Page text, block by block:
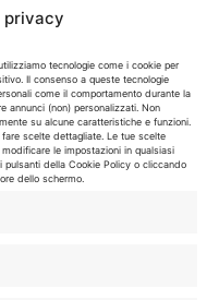
privacy
tecnologie come i cookie per
Il consenso a queste tecnologie
come il comportamento durante la
annunci (non) personalizzati. Non
su alcune caratteristiche e funzioni.
scelte dettagliate. Le tue scelte
le impostazioni in qualsiasi
della Cookie Policy o cliccando
dello schermo.
proprietari. Le offerte
sempre le condizioni